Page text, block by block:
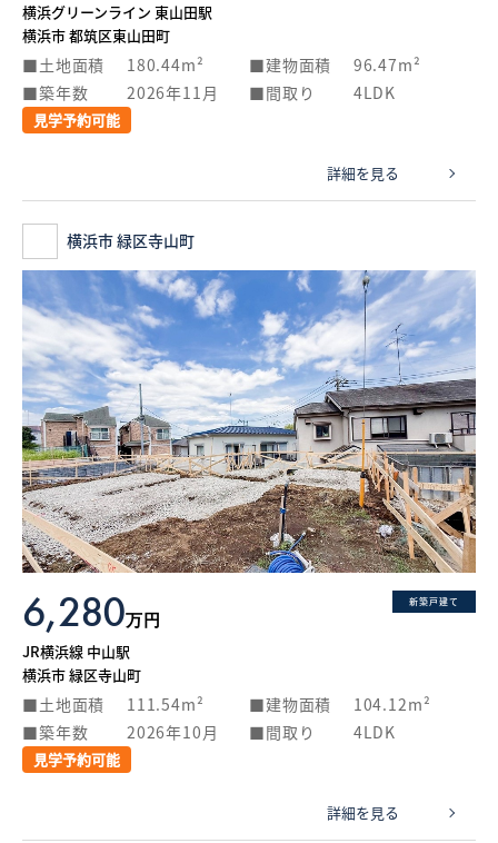
横浜グリーンライン 東山田駅
横浜市 都筑区東山田町
土地面積 180.44m² 建物面積
96.47m²
築年数
2026年11月 間取り 4LDK
見学予約可能
詳細を見る
横浜市 緑区寺山町
新築戸建て
6,280万円
JR横浜線 中山駅
横浜市 緑区寺山町
土地面積 111.54m² 建物面積
104.12m²
築年数
2026年10月 間取り 4LDK
見学予約可能
詳細を見る